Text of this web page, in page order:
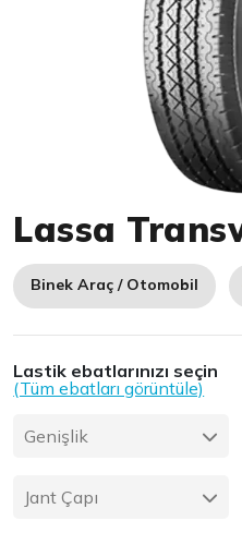
Lassa
Binek Araç / Otomobil
Lastik ebatlarınızı seçin
(Tüm ebatları görüntüle)
Genişlik
Jant Çapı